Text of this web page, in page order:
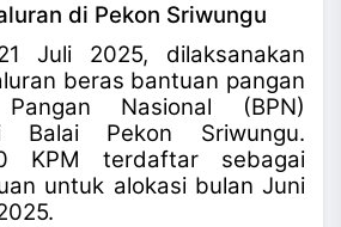
di Pekon Sriwungu
Juli 2025, dilaksanakan
beras bantuan pangan
Nasional (BPN)
Balai Pekon Sriwungu.
KPM terdaftar sebagai
untuk alokasi bulan Juni